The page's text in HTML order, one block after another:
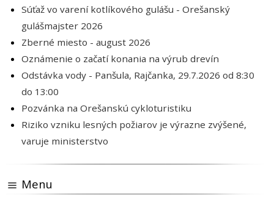
Súťaž vo varení kotlíkového gulášu - Orešanský
gulášmajster 2026
Zberné miesto - august 2026
Oznámenie o začatí konania na výrub drevín
Odstávka vody - Panšula, Rajčanka, 29.7.2026 od 8:30
do 13:00
Pozvánka na Orešanskú cykloturistiku
Riziko vzniku lesných požiarov je výrazne zvýšené,
varuje ministerstvo
Menu